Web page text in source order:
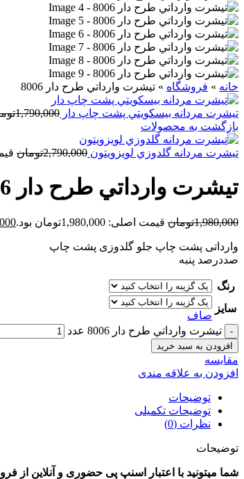
خانه » فروشگاه » تيشرت وارداتي طرح دار 8006
تيشرت مردانه بيسکويتي پشت چاپ دار 1,790,000
بازگشت به محصولات
تيشرت مردانه گلدوزي لويزويتون 2,790,000تومان قیمت
تيشرت وارداتي طرح دار 8006
1,980,000تومان قیمت اصلی: 1,980,000تومان بود.
وارداتی پشت چاپ جلو گلدوزی پشت چاپ
صددرصد پنبه
رنگ
سایز
صاف
تيشرت وارداتي طرح دار 8006 عدد
افزودن به سبد خرید
مقايسه
افزودن به علاقه مندی
توضیحات
توضیحات تکمیلی
نظرات (0)
توضیحات
شما میتونید با اعتبار اسنپ پی حضوری و آنلاین از